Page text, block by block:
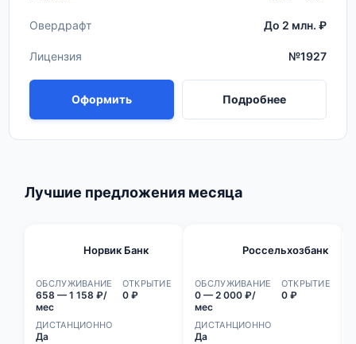
Овердрафт До 2 млн. ₽
Лицензия №1927
Оформить Подробнее
Лучшие предложения месяца
Норвик Банк
ОБСЛУЖИВАНИЕ
658 — 1 158 ₽/
мес
ОТКРЫТИЕ
0 ₽
ДИСТАНЦИОННО
Да
Россельхозбанк
ОБСЛУЖИВАНИЕ
0 — 2 000 ₽/
мес
ОТКРЫТИЕ
0 ₽
ДИСТАНЦИОННО
Да